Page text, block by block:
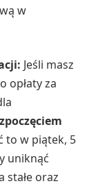
w
Jeśli masz
opłaty za
to w piątek, 5
uniknąć
stałe oraz